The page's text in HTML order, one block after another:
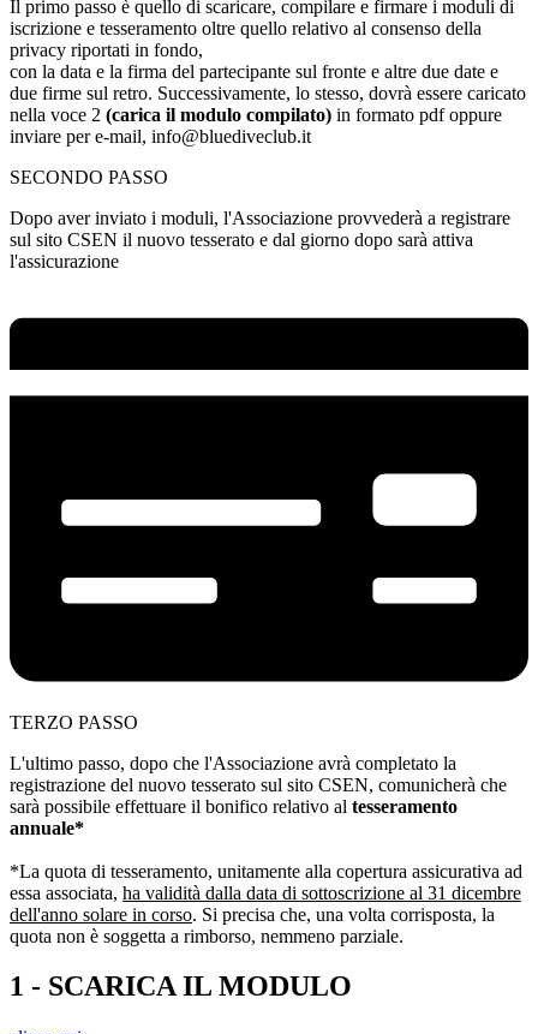
Il primo passo è quello di scaricare, compilare e firmare i moduli di
iscrizione e tesseramento oltre quello relativo al consenso della
privacy riportati in fondo,
con la data e la firma del partecipante sul fronte e altre due date e
due firme sul retro. Successivamente, lo stesso, dovrà essere caricato
nella voce 2 (carica il modulo compilato) in formato pdf oppure
inviare per e-mail, info@bluediveclub.it
SECONDO PASSO
Dopo aver inviato i moduli, l'Associazione provvederà a registrare
sul sito CSEN il nuovo tesserato e dal giorno dopo sarà attiva
l'assicurazione
TERZO PASSO
L'ultimo passo, dopo che l'Associazione avrà completato la
registrazione del nuovo tesserato sul sito CSEN, comunicherà che
sarà possibile effettuare il bonifico relativo al tesseramento
annuale*
*La quota di tesseramento, unitamente alla copertura assicurativa ad
essa associata, ha validità dalla data di sottoscrizione al 31 dicembre
dell'anno solare in corso. Si precisa che, una volta corrisposta, la
quota non è soggetta a rimborso, nemmeno parziale.
1 - SCARICA IL MODULO